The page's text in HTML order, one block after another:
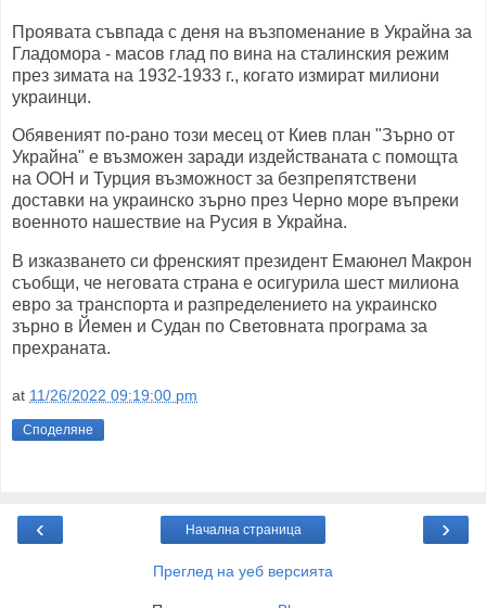
Проявата съвпада с деня на възпоменание в Украйна за
Гладомора - масов глад по вина на сталинския режим
през зимата на 1932-1933 г., когато измират милиони
украинци.
Обявеният по-рано този месец от Киев план "Зърно от
Украйна" е възможен заради издействаната с помощта
на ООН и Турция възможност за безпрепятствени
доставки на украинско зърно през Черно море въпреки
военното нашествие на Русия в Украйна.
В изказването си френският президент Емаюнел Макрон
съобщи, че неговата страна е осигурила шест милиона
евро за транспорта и разпределението на украинско
зърно в Йемен и Судан по Световната програма за
прехраната.
at 11/26/2022 09:19:00 pm
Споделяне
‹ ›
Начална страница
Преглед на уеб версията